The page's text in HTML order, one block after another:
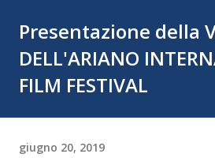
Presentazione della
DELL'ARIANO
FILM FESTIVAL
giugno 20, 2019